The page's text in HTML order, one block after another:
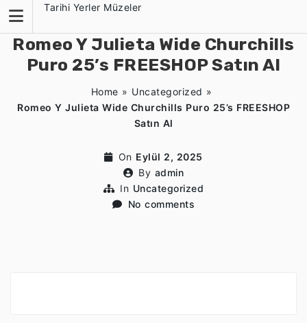
content
Tarihi Yerler Müzeler
Romeo Y Julieta Wide Churchills
Puro 25’s FREESHOP Satın Al
Home » Uncategorized »
Romeo Y Julieta Wide Churchills Puro 25’s FREESHOP
Satın Al
On Eylül 2, 2025
By admin
In Uncategorized
No comments